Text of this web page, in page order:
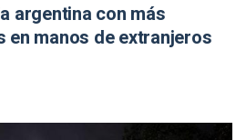
argentina con más
en manos de extranjeros